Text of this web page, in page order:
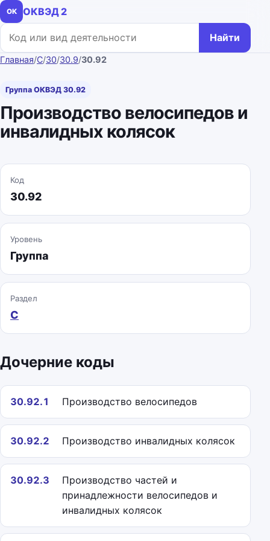
ОК
ОКВЭД 2
Поиск по коду или названию
Найти
Главная/C/30/30.9/30.92
Группа ОКВЭД 30.92
Производство велосипедов и
инвалидных колясок
Код
30.92
Уровень
Группа
Раздел
C
Дочерние коды
30.92.1 Производство велосипедов
30.92.2 Производство инвалидных колясок
30.92.3
Производство частей и
принадлежности велосипедов и
инвалидных колясок